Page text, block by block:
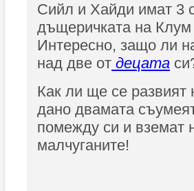
Сийл и Хайди имат 3
дъщеричката на
Интересно, защо ли
над две от децата
Как ли ще се
дано двамата
помежду си и вземат
малчуганите!